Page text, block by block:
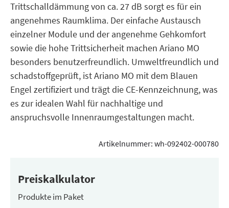
Trittschalldämmung von ca. 27 dB sorgt es für ein
angenehmes Raumklima. Der einfache Austausch
einzelner Module und der angenehme Gehkomfort
sowie die hohe Trittsicherheit machen Ariano MO
besonders benutzerfreundlich. Umweltfreundlich und
schadstoffgeprüft, ist Ariano MO mit dem Blauen
Engel zertifiziert und trägt die CE-Kennzeichnung, was
es zur idealen Wahl für nachhaltige und
anspruchsvolle Innenraumgestaltungen macht.
Artikelnummer: wh-092402-000780
Preiskalkulator
Produkte im Paket